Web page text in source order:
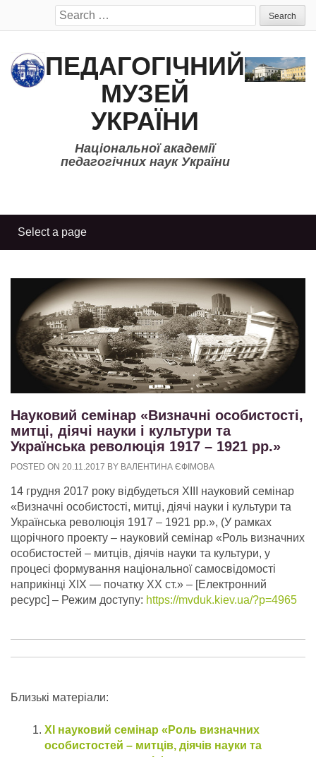
Search
for:
ПЕДАГОГІЧНИЙ
МУЗЕЙ
УКРАЇНИ
Національної академії
педагогічних наук України
Науковий семінар «Визначні особистості,
митці, діячі науки і культури та
Українська революція 1917 – 1921 рр.»
POSTED ON 20.11.2017 BY ВАЛЕНТИНА ЄФІМОВА
14 грудня 2017 року відбудеться ХІІІ науковий семінар
«Визначні особистості, митці, діячі науки і культури та
Українська революція 1917 – 1921 рр.», (У рамках
щорічного проекту – науковий семінар «Роль визначних
особистостей – митців, діячів науки та культури, у
процесі формування національної самосвідомості
наприкінці ХІХ — початку ХХ ст.» – [Електронний
ресурс] – Режим доступу: https://mvduk.kiev.ua/?p=4965
Близькі матеріали:
ХІ науковий семінар «Роль визначних
особистостей – митців, діячів науки та